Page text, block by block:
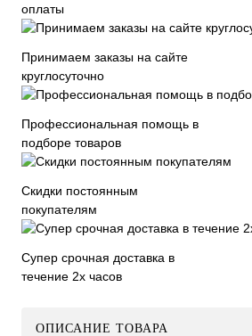
оплаты
Принимаем заказы на сайте
круглосуточно
Профессиональная помощь в
подборе товаров
Скидки постоянным
покупателям
Супер срочная доставка в
течение 2х часов
ОПИСАНИЕ ТОВАРА